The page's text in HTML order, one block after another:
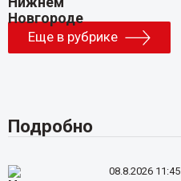
Еще в рубрике
Подробно
08.8.2026 11:45